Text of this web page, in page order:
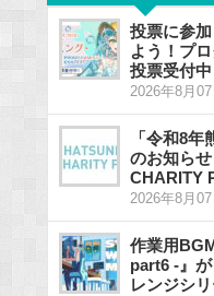
投票に参
よう！プ
投票受付中
2026年8月
「令和8
のお知ら
CHARITY
2026年8月
作業用
part6 -』
レンジシ